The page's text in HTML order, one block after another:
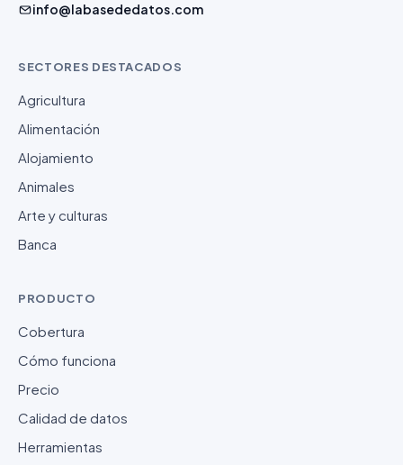
info@labasededatos.com
SECTORES DESTACADOS
Agricultura
Alimentación
Alojamiento
Animales
Arte y culturas
Banca
PRODUCTO
Cobertura
Cómo funciona
Precio
Calidad de datos
Herramientas